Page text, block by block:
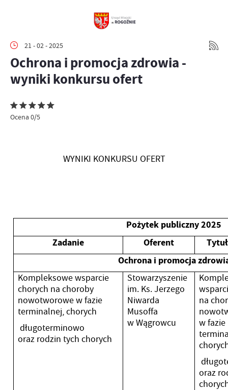
21 - 02 - 2025
Ochrona i promocja zdrowia -
wyniki konkursu ofert
Ocena 0/5
WYNIKI KONKURSU OFERT
Pożytek publiczny 2025
Zadanie
Oferent
Ochrona i promocja
Kompleksowe wsparcie
chorych na choroby
nowotworowe w fazie
terminalnej, chorych
długoterminowo
oraz rodzin tych chorych
Stowarzyszenie
im. Ks. Jerzego
Niwarda
Musoffa
w Wągrowcu
na
w fazie
oraz